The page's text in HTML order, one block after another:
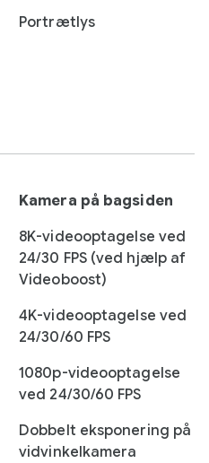
Portrætlys
Kamera på bagsiden
8K-videooptagelse ved
24/30 FPS (ved hjælp af
Videoboost)
4K-videooptagelse ved
24/30/60 FPS
1080p-videooptagelse
ved 24/30/60 FPS
Dobbelt eksponering på
vidvinkelkamera